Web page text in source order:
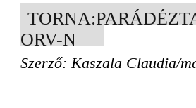
ORV-N
Szerző: Kaszala Claudia/